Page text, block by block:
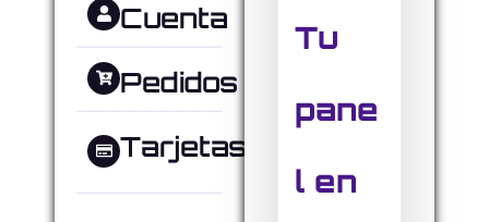
Cuenta
Pedidos
Tarjetas
Tu
pane
l en